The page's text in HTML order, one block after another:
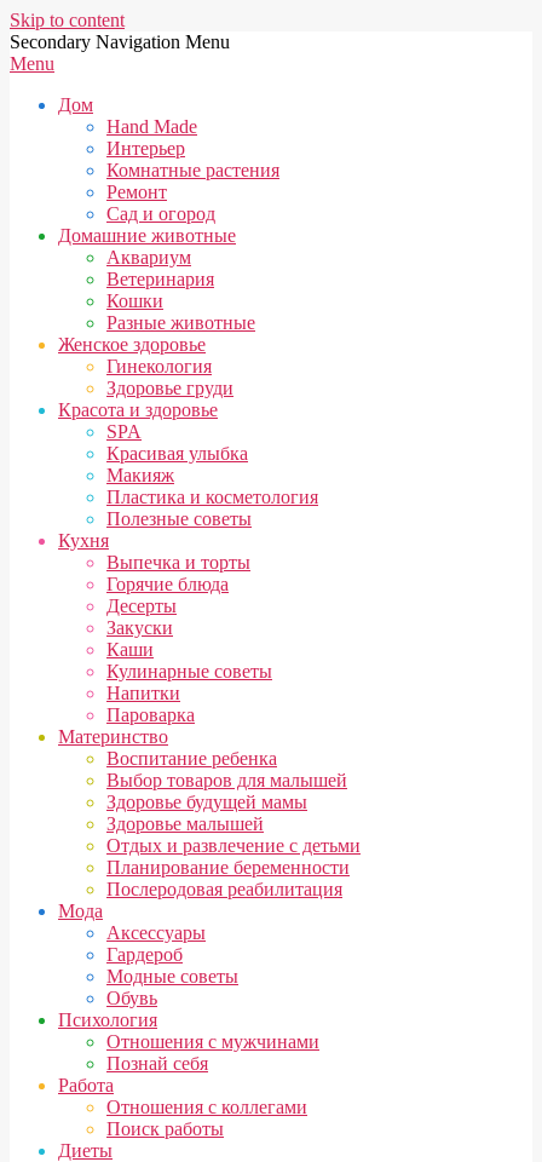
Skip to content
Secondary Navigation Menu
Menu
Дом
Hand Made
Интерьер
Комнатные растения
Ремонт
Сад и огород
Домашние животные
Аквариум
Ветеринария
Кошки
Разные животные
Женское здоровье
Гинекология
Здоровье груди
Красота и здоровье
SPA
Красивая улыбка
Макияж
Пластика и косметология
Полезные советы
Кухня
Выпечка и торты
Горячие блюда
Десерты
Закуски
Каши
Кулинарные советы
Напитки
Пароварка
Материнство
Воспитание ребенка
Выбор товаров для малышей
Здоровье будущей мамы
Здоровье малышей
Отдых и развлечение с детьми
Планирование беременности
Послеродовая реабилитация
Мода
Аксессуары
Гардероб
Модные советы
Обувь
Психология
Отношения с мужчинами
Познай себя
Работа
Отношения с коллегами
Поиск работы
Диеты